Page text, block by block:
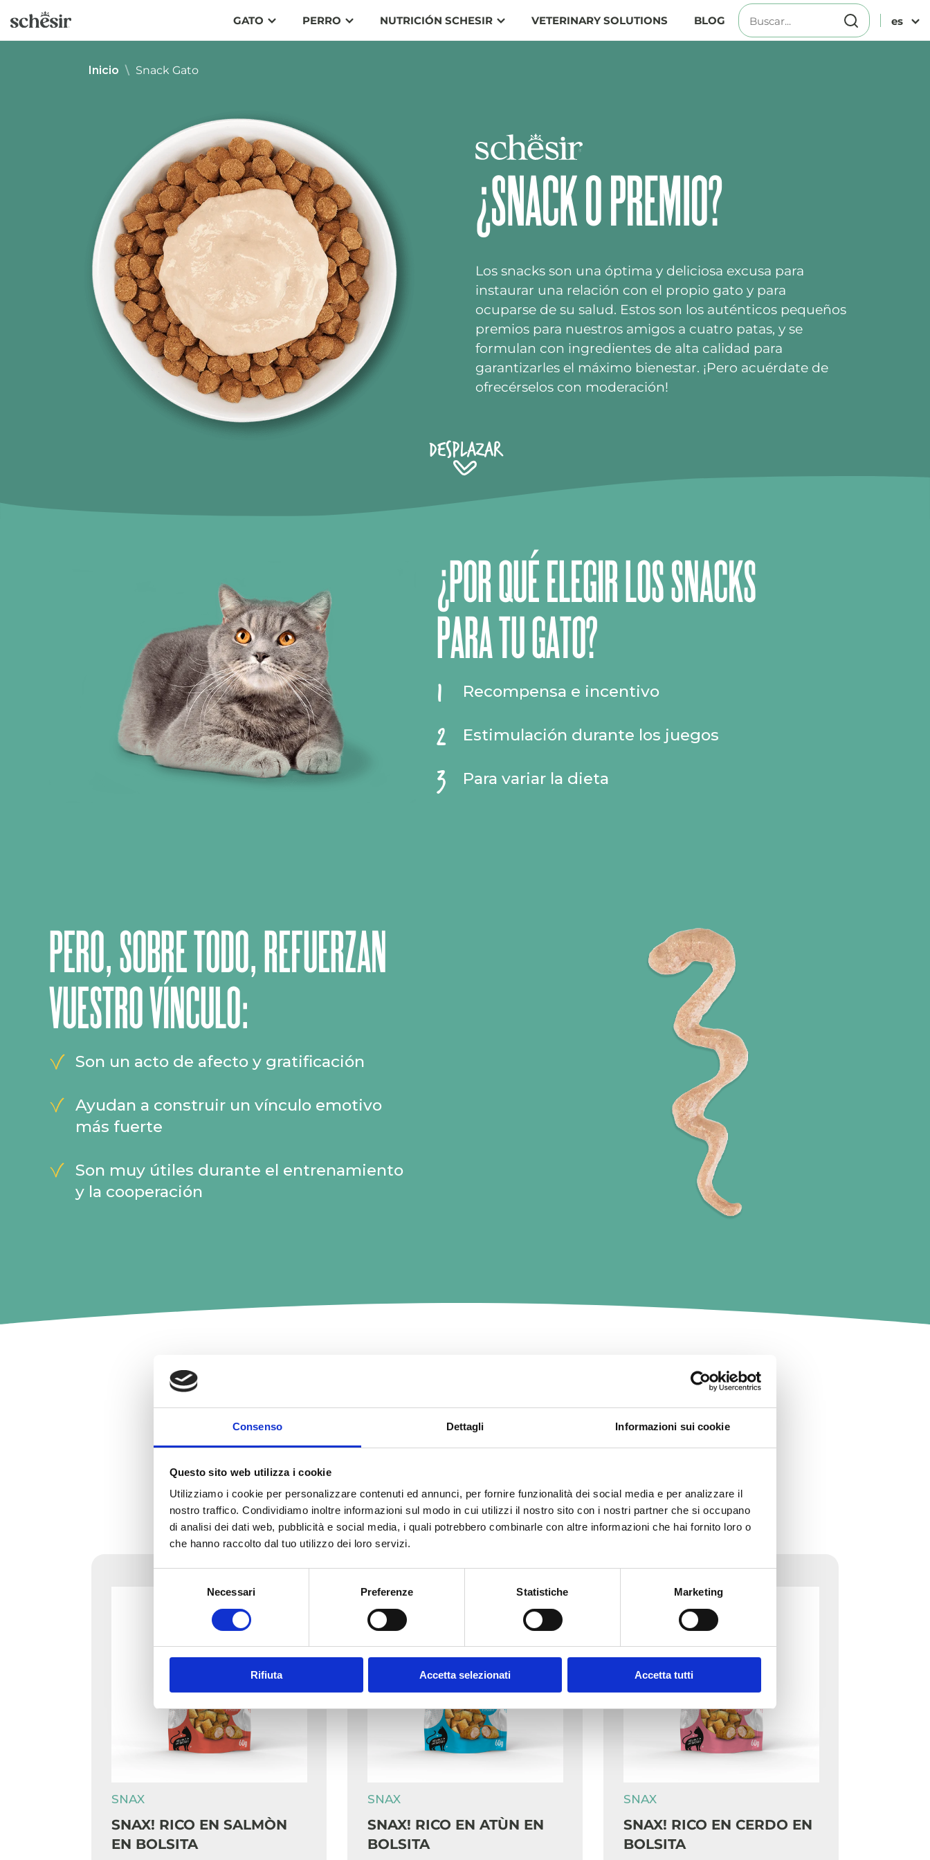
Consenso Dettagli Informazioni sui cookie
Questo sito web utilizza i cookie
Utilizziamo i cookie per personalizzare contenuti ed annunci, per fornire funzionalità dei social media e per analizzare il
nostro traffico. Condividiamo inoltre informazioni sul modo in cui utilizzi il nostro sito con i nostri partner che si occupano
di analisi dei dati web, pubblicità e social media, i quali potrebbero combinarle con altre informazioni che hai fornito loro o
che hanno raccolto dal tuo utilizzo dei loro servizi.
Necessari Preferenze Statistiche Marketing
Rifiuta Accetta selezionati Accetta tutti
directamente
GATO PERRO NUTRICIÓN SCHESIR VETERINARY SOLUTIONS BLOG es
Inicio \ Snack Gato
¿SNACK O PREMIO?
Los snacks son una óptima y deliciosa excusa para
instaurar una relación con el propio gato y para
ocuparse de su salud. Estos son los auténticos pequeños
premios para nuestros amigos a cuatro patas, y se
formulan con ingredientes de alta calidad para
garantizarles el máximo bienestar. ¡Pero acuérdate de
ofrecérselos con moderación!
Desplazar
¿POR QUÉ ELEGIR LOS SNACKS
PARA TU GATO?
Recompensa e incentivo
Estimulación durante los juegos
Para variar la dieta
PERO, SOBRE TODO, REFUERZAN
VUESTRO VÍNCULO:
Son un acto de afecto y gratificación
Ayudan a construir un vínculo emotivo
más fuerte
Son muy útiles durante el entrenamiento
y la cooperación
NUESTROS SNACKS PARA EL GATO
TODOS LOS PRODUCTOS STIX GATO SNAX
SNAX
SNAX! RICO EN SALMÒN
EN BOLSITA
SNAX
SNAX! RICO EN ATÙN EN
BOLSITA
SNAX
SNAX! RICO EN CERDO EN
BOLSITA